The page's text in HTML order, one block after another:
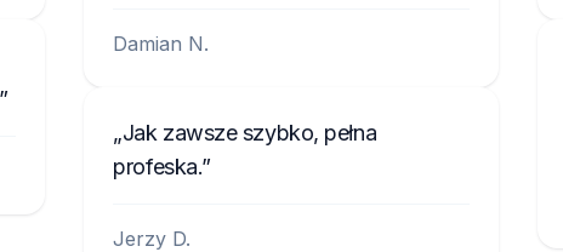
Damian N.
Jak zawsze szybko, pełna
profeska.
Jerzy D.